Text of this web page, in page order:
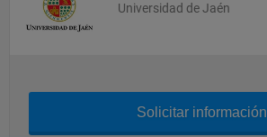
Universidad de Jaén
Solicitar información